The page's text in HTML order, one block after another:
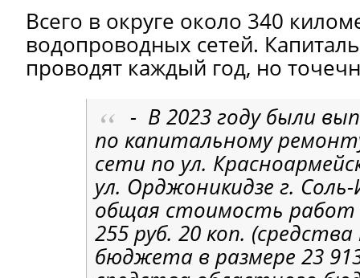
Всего в округе около 340
водопроводных сетей.
проводят каждый год, но
- В 2023 году были
по капитальному
сети по ул.
ул. Орджоникидзе г. Соль-
общая стоимость работ
255 руб. 20 коп.
бюджета в размере 23